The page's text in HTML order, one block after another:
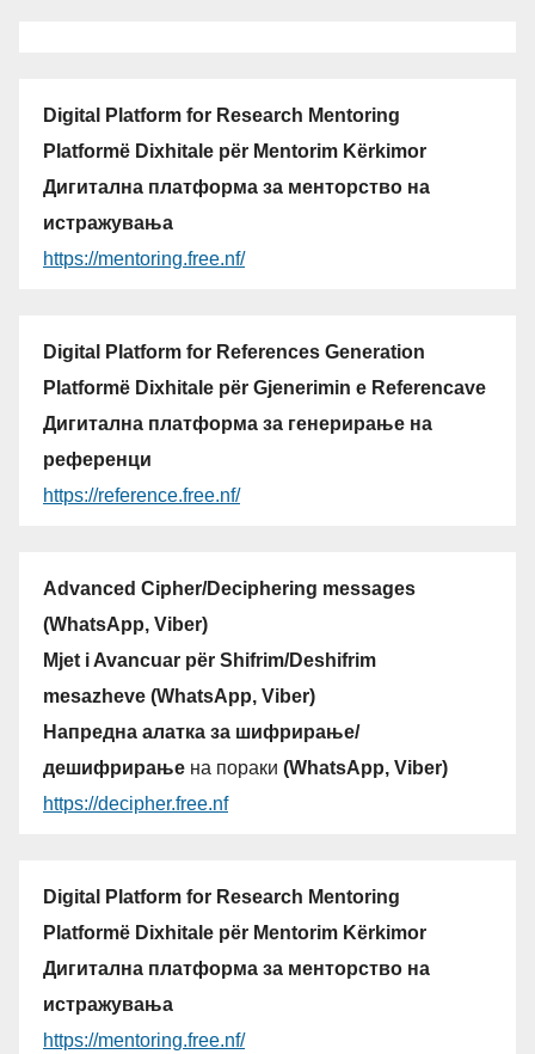
Digital Platform for Research Mentoring
Platformë Dixhitale për Mentorim Kërkimor
Дигитална платформа за менторство на
истражувања
https://mentoring.free.nf/
Digital Platform for References Generation
Platformë Dixhitale për Gjenerimin e Referencave
Дигитална платформа за генерирање на
референци
https://reference.free.nf/
Advanced Cipher/Deciphering messages
(WhatsApp, Viber)
Mjet i Avancuar për Shifrim/Deshifrim
mesazheve (WhatsApp, Viber)
Напредна алатка за шифрирање/
дешифрирање на пораки (WhatsApp, Viber)
https://decipher.free.nf
Digital Platform for Research Mentoring
Platformë Dixhitale për Mentorim Kërkimor
Дигитална платформа за менторство на
истражувања
https://mentoring.free.nf/